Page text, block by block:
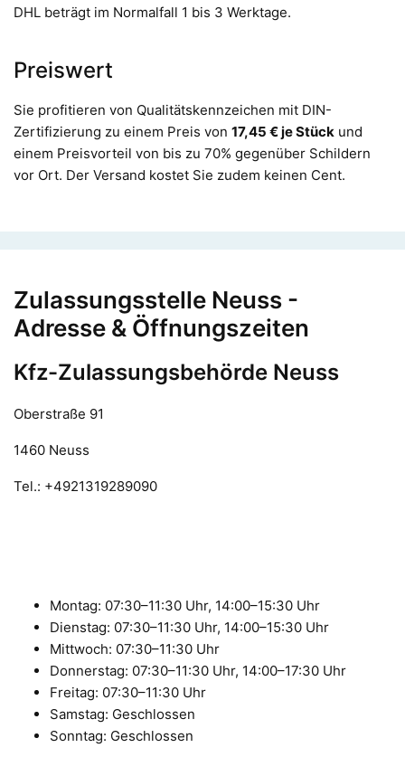
DHL beträgt im Normalfall 1 bis 3 Werktage.
Preiswert
Sie profitieren von Qualitätskennzeichen mit DIN-
Zertifizierung zu einem Preis von 17,45 € je Stück und
einem Preisvorteil von bis zu 70% gegenüber Schildern
vor Ort. Der Versand kostet Sie zudem keinen Cent.
Zulassungsstelle Neuss -
Adresse & Öffnungszeiten
Kfz-Zulassungsbehörde Neuss
Oberstraße 91
1460 Neuss
Tel.: +4921319289090
Montag: 07:30–11:30 Uhr, 14:00–15:30 Uhr
Dienstag: 07:30–11:30 Uhr, 14:00–15:30 Uhr
Mittwoch: 07:30–11:30 Uhr
Donnerstag: 07:30–11:30 Uhr, 14:00–17:30 Uhr
Freitag: 07:30–11:30 Uhr
Samstag: Geschlossen
Sonntag: Geschlossen